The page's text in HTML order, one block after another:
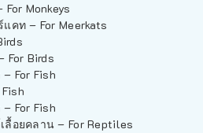
Monkeys
แคท – For Meerkats
For Birds
For Fish
For Fish
ลื้อยคลาน – For Reptiles